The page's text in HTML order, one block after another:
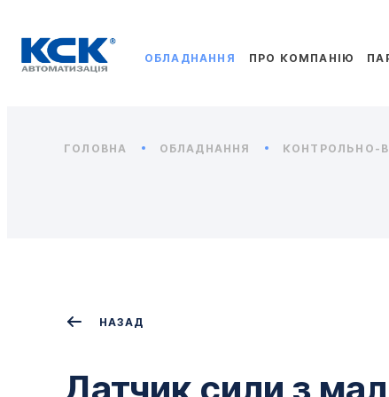
ОБЛАДНАННЯ ПРО КОМПАНІЮ
ГОЛОВНА ОБЛАДНАННЯ КОНТРОЛЬНО-
НАЗАД
Датчик сили з